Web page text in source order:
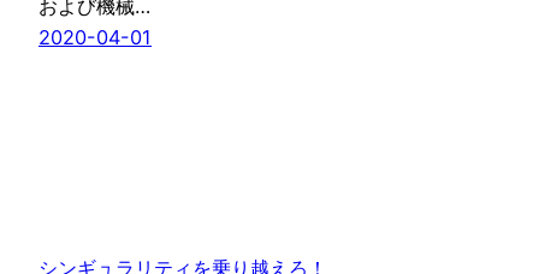
および機械…
2020-04-01
シンギュラリティを乗り越えろ！